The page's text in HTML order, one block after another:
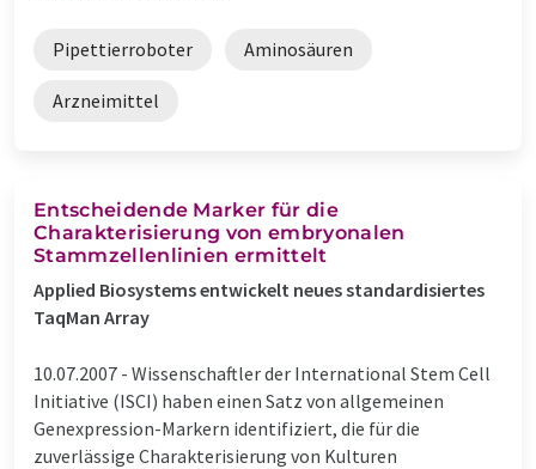
Pipettierroboter Aminosäuren
Arzneimittel
Entscheidende Marker für die
Charakterisierung von embryonalen
Stammzellenlinien ermittelt
Applied Biosystems entwickelt neues standardisiertes
TaqMan Array
10.07.2007 - Wissenschaftler der International Stem Cell
Initiative (ISCI) haben einen Satz von allgemeinen
Genexpression-Markern identifiziert, die für die
zuverlässige Charakterisierung von Kulturen